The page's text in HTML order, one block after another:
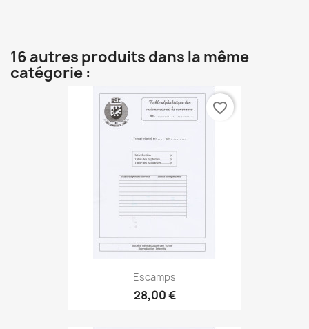
16 autres produits dans la même
catégorie :
Escamps
28,00 €
favorite_border